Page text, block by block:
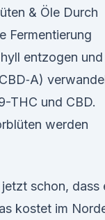
& Öle Durch
Fer­men­tierung
ent­zo­gen und
THC und CBD.
wer­den
schon, dass
kostet im